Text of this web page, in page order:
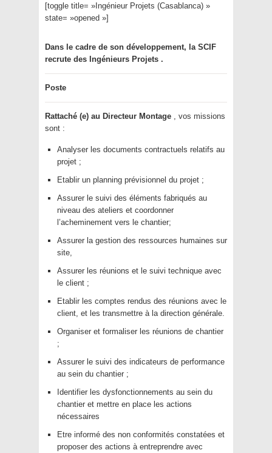
[toggle title= »Ingénieur Projets (Casablanca) »
state= »opened »]
Dans le cadre de son développement, la SCIF
recrute des Ingénieurs Projets .
Poste
Rattaché (e) au Directeur Montage , vos missions
sont :
Analyser les documents contractuels relatifs au
projet ;
Etablir un planning prévisionnel du projet ;
Assurer le suivi des éléments fabriqués au
niveau des ateliers et coordonner
l’acheminement vers le chantier;
Assurer la gestion des ressources humaines sur
site,
Assurer les réunions et le suivi technique avec
le client ;
Etablir les comptes rendus des réunions avec le
client, et les transmettre à la direction générale.
Organiser et formaliser les réunions de chantier
;
Assurer le suivi des indicateurs de performance
au sein du chantier ;
Identifier les dysfonctionnements au sein du
chantier et mettre en place les actions
nécessaires
Etre informé des non conformités constatées et
proposer des actions à entreprendre avec